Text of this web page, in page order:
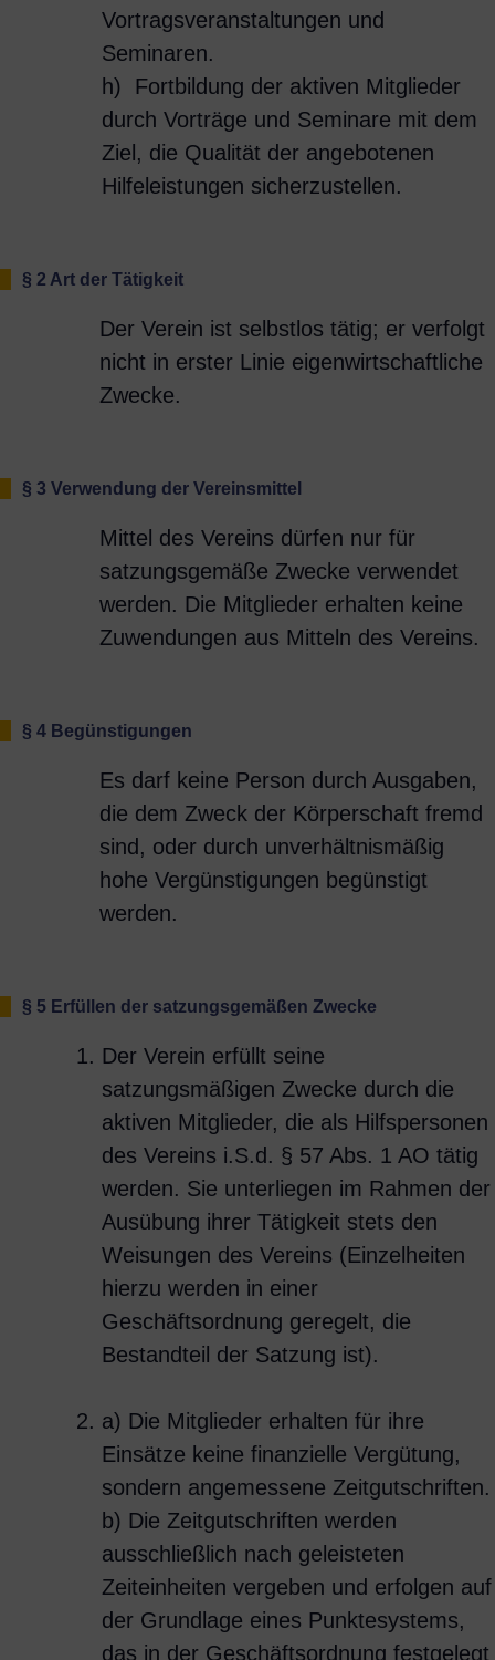
Vortragsveranstaltungen und
Seminaren.
h) Fortbildung der aktiven Mitglieder
durch Vorträge und Seminare mit dem
Ziel, die Qualität der angebotenen
Hilfeleistungen sicherzustellen.
§ 2 Art der Tätigkeit
Der Verein ist selbstlos tätig; er verfolgt
nicht in erster Linie eigenwirtschaftliche
Zwecke.
§ 3 Verwendung der Vereinsmittel
Mittel des Vereins dürfen nur für
satzungsgemäße Zwecke verwendet
werden. Die Mitglieder erhalten keine
Zuwendungen aus Mitteln des Vereins.
§ 4 Begünstigungen
Es darf keine Person durch Ausgaben,
die dem Zweck der Körperschaft fremd
sind, oder durch unverhältnismäßig
hohe Vergünstigungen begünstigt
werden.
§ 5 Erfüllen der satzungsgemäßen Zwecke
Der Verein erfüllt seine
satzungsmäßigen Zwecke durch die
aktiven Mitglieder, die als Hilfspersonen
des Vereins i.S.d. § 57 Abs. 1 AO tätig
werden. Sie unterliegen im Rahmen der
Ausübung ihrer Tätigkeit stets den
Weisungen des Vereins (Einzelheiten
hierzu werden in einer
Geschäftsordnung geregelt, die
Bestandteil der Satzung ist).
a) Die Mitglieder erhalten für ihre
Einsätze keine finanzielle Vergütung,
sondern angemessene Zeitgutschriften.
b) Die Zeitgutschriften werden
ausschließlich nach geleisteten
Zeiteinheiten vergeben und erfolgen auf
der Grundlage eines Punktesystems,
das in der Geschäftsordnung festgelegt